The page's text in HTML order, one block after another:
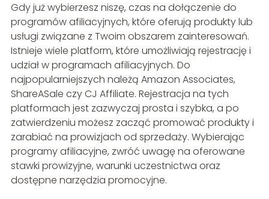
Gdy już wybierzesz niszę, czas na dołączenie do
programów afiliacyjnych, które oferują produkty lub
usługi związane z Twoim obszarem zainteresowań.
Istnieje wiele platform, które umożliwiają rejestrację i
udział w programach afiliacyjnych. Do
najpopularniejszych należą Amazon Associates,
ShareASale czy CJ Affiliate. Rejestracja na tych
platformach jest zazwyczaj prosta i szybka, a po
zatwierdzeniu możesz zacząć promować produkty i
zarabiać na prowizjach od sprzedaży. Wybierając
programy afiliacyjne, zwróć uwagę na oferowane
stawki prowizyjne, warunki uczestnictwa oraz
dostępne narzędzia promocyjne.